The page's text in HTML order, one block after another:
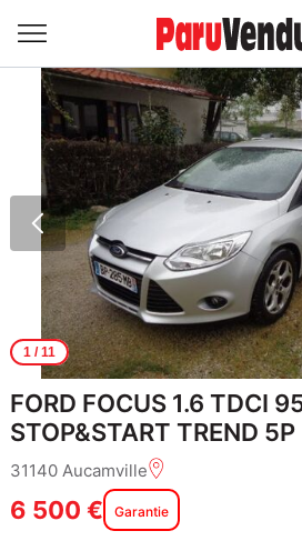
1/ 11
FORD FOCUS 1.6 TDCI
STOP&START TREND 5P
31140 Aucamville
6 500 € Garantie